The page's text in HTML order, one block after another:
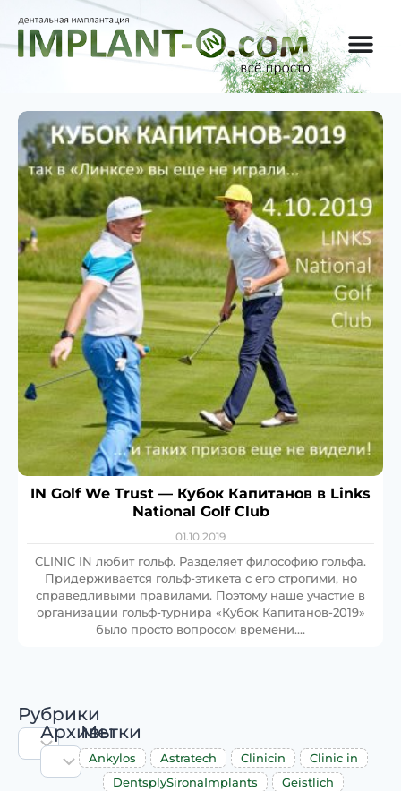
IN Golf We Trust — Кубок Капитанов в Links
National Golf Club
01.10.2019
CLINIC IN любит гольф. Разделяет философию гольфа.
Придерживается гольф-этикета с его строгими, но
справедливыми правилами. Поэтому наше участие в
организации гольф-турнира «Кубок Капитанов-2019»
было просто вопросом времени….
Рубрики
Архивы
Метки
Ankylos Astratech Clinicin
Clinic in
DentsplySironaImplants
Geistlich